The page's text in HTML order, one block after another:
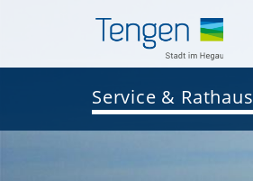
Service & Rathaus